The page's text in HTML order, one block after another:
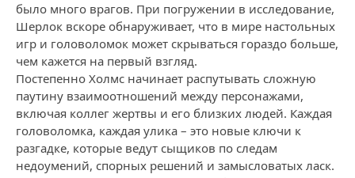
было много врагов. При погружении в исследование,
Шерлок вскоре обнаруживает, что в мире настольных
игр и головоломок может скрываться гораздо больше,
чем кажется на первый взгляд.
Постепенно Холмс начинает распутывать сложную
паутину взаимоотношений между персонажами,
включая коллег жертвы и его близких людей. Каждая
головоломка, каждая улика – это новые ключи к
разгадке, которые ведут сыщиков по следам
недоумений, спорных решений и замысловатых ласк.